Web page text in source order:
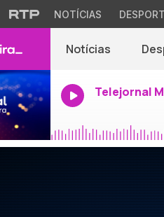
NOTÍCIAS
Notícias
Telejornal